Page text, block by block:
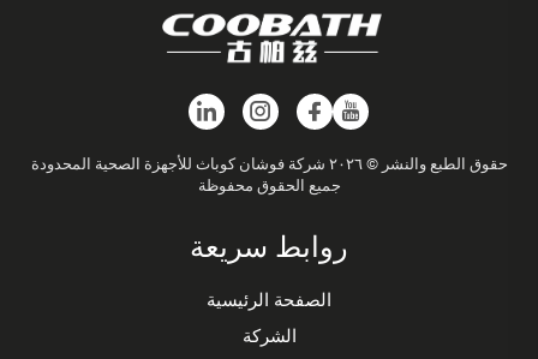
حقوق الطبع والنشر © ٢٠٢٦ شركة فوشان كوباث للأجهزة الصحية المحدودة
جميع الحقوق محفوظة
روابط سريعة
الصفحة الرئيسية
الشركة